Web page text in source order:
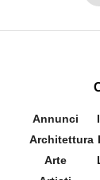
Annunci
Architettura
Arte